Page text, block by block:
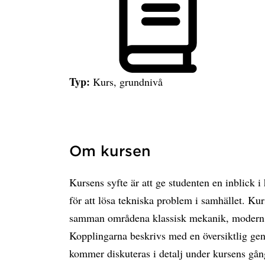
Typ: Kurs, grundnivå
Om kursen
Kursens syfte är att ge studenten en inblick
för att lösa tekniska problem i samhället.
samman områdena klassisk mekanik,
Kopplingarna beskrivs med en översiktlig
kommer diskuteras i detalj under kursens